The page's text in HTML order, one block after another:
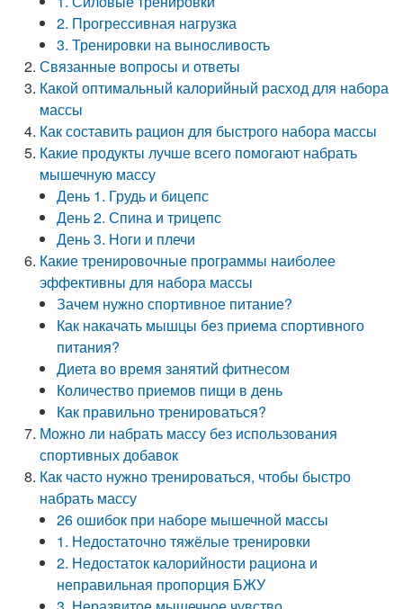
2. Прогрессивная нагрузка
3. Тренировки на выносливость
Связанные вопросы и ответы
Какой оптимальный калорийный расход для набора
массы
Как составить рацион для быстрого набора массы
Какие продукты лучше всего помогают набрать
мышечную массу
День 1. Грудь и бицепс
День 2. Спина и трицепс
День 3. Ноги и плечи
Какие тренировочные программы наиболее
эффективны для набора массы
Зачем нужно спортивное питание?
Как накачать мышцы без приема спортивного
питания?
Диета во время занятий фитнесом
Количество приемов пищи в день
Как правильно тренироваться?
Можно ли набрать массу без использования
спортивных добавок
Как часто нужно тренироваться, чтобы быстро
набрать массу
26 ошибок при наборе мышечной массы
1. Недостаточно тяжёлые тренировки
2. Недостаток калорийности рациона и
неправильная пропорция БЖУ